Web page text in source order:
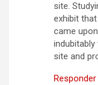
site.
exhibit that
came
site and
Responder